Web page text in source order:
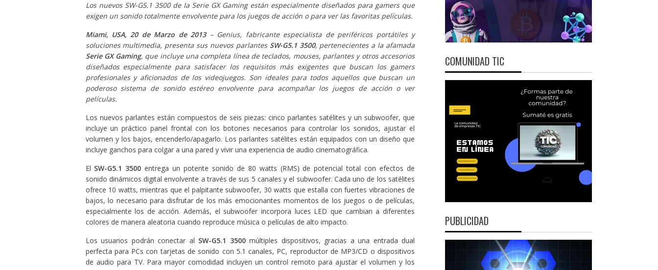
Los nuevos SW-G5.1 3500 de la Serie GX Gaming están especialmente diseñados para gamers que
exigen un sonido totalmente envolvente para los juegos de acción o para ver las favoritas películas.
Miami, USA, 20 de Marzo de 2013 – Genius, fabricante especialista de periféricos portátiles y
soluciones multimedia, presenta sus nuevos parlantes SW-G5.1 3500, pertenecientes a la afamada
Serie GX Gaming, que incluye una completa línea de teclados, mouses, parlantes y otros accesorios
diseñados especialmente para satisfacer los requisitos más exigentes que buscan los gamers
profesionales y aficionados de los videojuegos. Son ideales para todos aquellos que buscan un
poderoso sistema de sonido estéreo envolvente para acompañar los juegos de acción o ver
películas.
Los nuevos parlantes están compuestos de seis piezas: cinco parlantes satélites y un subwoofer, que
incluye un práctico panel frontal con los botones necesarios para controlar los sonidos, ajustar el
volumen y los bajos, encenderlo/apagarlo. Los parlantes satélites están equipados con un diseño que
incluye ganchos para colgar a una pared y vivir una experiencia de audio cinematográfica.
El SW-G5.1 3500 entrega un potente sonido de 80 watts (RMS) de potencial total con efectos de
sonido dinámicos digital envolvente a través de sus 5 canales y el subwoofer. Cada uno de los satélites
ofrece 10 watts, mientras que el palpitante subwoofer, 30 watts que estalla con fuertes vibraciones de
bajos, lo necesario para disfrutar de los más emocionantes momentos de los juegos o de películas,
especialmente los de acción. Además, el subwoofer incorpora luces LED que cambian a diferentes
colores de manera aleatoria cuando reproduce música o películas de alto impacto.
Los usuarios podrán conectar al SW-G5.1 3500múltiples dispositivos, gracias a una entrada dual
perfecta para PCs con tarjetas de sonido con 5.1 canales, PC, reproductor de MP3/CD o dispositivos
de audio para TV. Para mayor comodidad incluyen un control remoto para ajustar el volumen y los
COMUNIDAD TIC
PUBLICIDAD